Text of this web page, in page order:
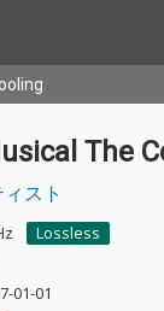
The
スト
Lossless
01-01